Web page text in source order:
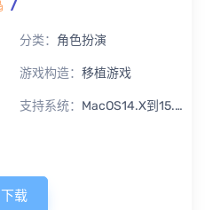
分类： 角色扮演
游戏构造： 移植游戏
支持系统： MacOS14.X到15.X Sequoia
下载